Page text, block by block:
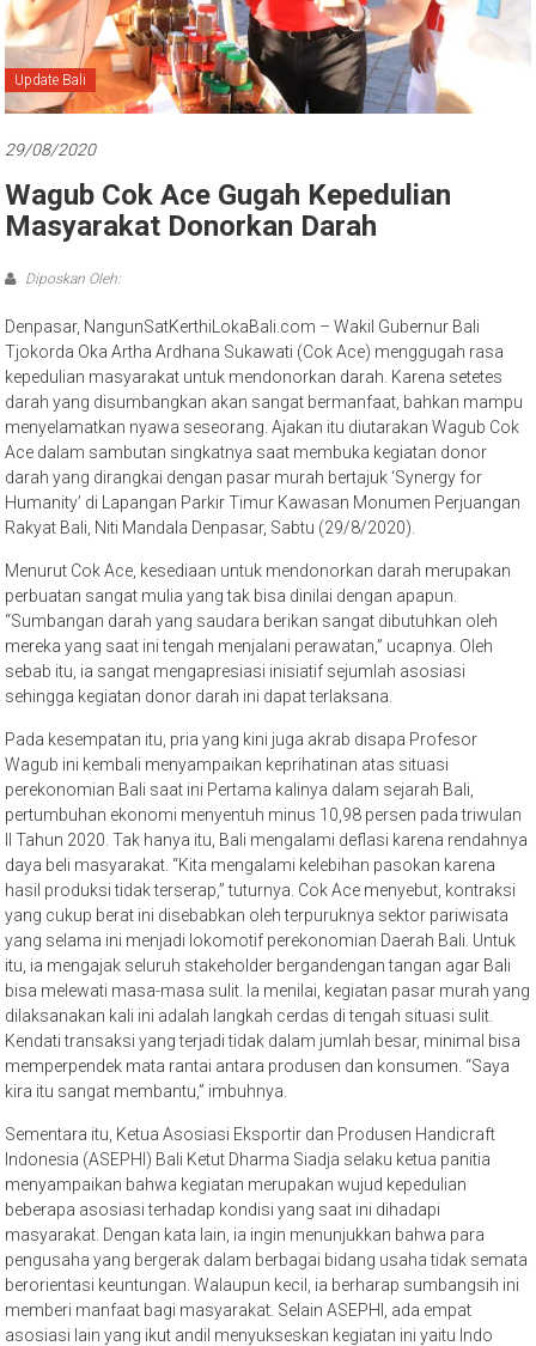
Bali
Update Bali
29/08/2020
Wagub Cok Ace Gugah Kepedulian
Masyarakat Donorkan Darah
Diposkan Oleh:
Denpasar, NangunSatKerthiLokaBali.com – Wakil Gubernur Bali
Tjokorda Oka Artha Ardhana Sukawati (Cok Ace) menggugah rasa
kepedulian masyarakat untuk mendonorkan darah. Karena setetes
darah yang disumbangkan akan sangat bermanfaat, bahkan mampu
menyelamatkan nyawa seseorang. Ajakan itu diutarakan Wagub Cok
Ace dalam sambutan singkatnya saat membuka kegiatan donor
darah yang dirangkai dengan pasar murah bertajuk ‘Synergy for
Humanity’ di Lapangan Parkir Timur Kawasan Monumen Perjuangan
Rakyat Bali, Niti Mandala Denpasar, Sabtu (29/8/2020).
Menurut Cok Ace, kesediaan untuk mendonorkan darah merupakan
perbuatan sangat mulia yang tak bisa dinilai dengan apapun.
“Sumbangan darah yang saudara berikan sangat dibutuhkan oleh
mereka yang saat ini tengah menjalani perawatan,” ucapnya. Oleh
sebab itu, ia sangat mengapresiasi inisiatif sejumlah asosiasi
sehingga kegiatan donor darah ini dapat terlaksana.
Pada kesempatan itu, pria yang kini juga akrab disapa Profesor
Wagub ini kembali menyampaikan keprihatinan atas situasi
perekonomian Bali saat ini Pertama kalinya dalam sejarah Bali,
pertumbuhan ekonomi menyentuh minus 10,98 persen pada triwulan
II Tahun 2020. Tak hanya itu, Bali mengalami deflasi karena rendahnya
daya beli masyarakat. “Kita mengalami kelebihan pasokan karena
hasil produksi tidak terserap,” tuturnya. Cok Ace menyebut, kontraksi
yang cukup berat ini disebabkan oleh terpuruknya sektor pariwisata
yang selama ini menjadi lokomotif perekonomian Daerah Bali. Untuk
itu, ia mengajak seluruh stakeholder bergandengan tangan agar Bali
bisa melewati masa-masa sulit. Ia menilai, kegiatan pasar murah yang
dilaksanakan kali ini adalah langkah cerdas di tengah situasi sulit.
Kendati transaksi yang terjadi tidak dalam jumlah besar, minimal bisa
memperpendek mata rantai antara produsen dan konsumen. “Saya
kira itu sangat membantu,” imbuhnya.
Sementara itu, Ketua Asosiasi Eksportir dan Produsen Handicraft
Indonesia (ASEPHI) Bali Ketut Dharma Siadja selaku ketua panitia
menyampaikan bahwa kegiatan merupakan wujud kepedulian
beberapa asosiasi terhadap kondisi yang saat ini dihadapi
masyarakat. Dengan kata lain, ia ingin menunjukkan bahwa para
pengusaha yang bergerak dalam berbagai bidang usaha tidak semata
berorientasi keuntungan. Walaupun kecil, ia berharap sumbangsih ini
memberi manfaat bagi masyarakat. Selain ASEPHI, ada empat
asosiasi lain yang ikut andil menyukseskan kegiatan ini yaitu Indo